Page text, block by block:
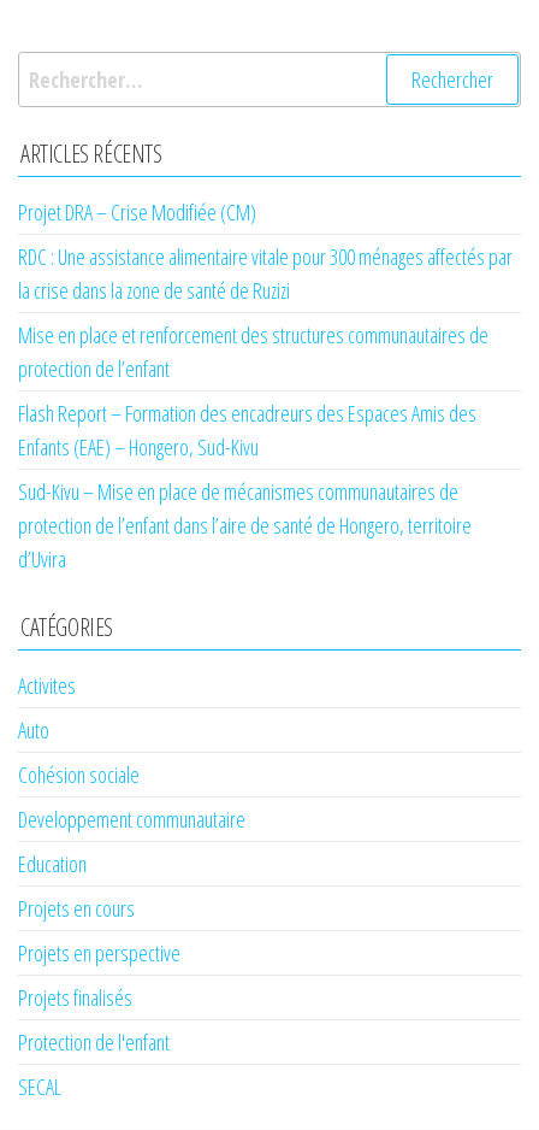
Rechercher :
ARTICLES RÉCENTS
Projet DRA – Crise Modifiée (CM)
RDC : Une assistance alimentaire vitale pour 300 ménages affectés par
la crise dans la zone de santé de Ruzizi
Mise en place et renforcement des structures communautaires de
protection de l’enfant
Flash Report – Formation des encadreurs des Espaces Amis des
Enfants (EAE) – Hongero, Sud-Kivu
Sud-Kivu – Mise en place de mécanismes communautaires de
protection de l’enfant dans l’aire de santé de Hongero, territoire
d’Uvira
CATÉGORIES
Activites
Auto
Cohésion sociale
Developpement communautaire
Education
Projets en cours
Projets en perspective
Projets finalisés
Protection de l'enfant
SECAL